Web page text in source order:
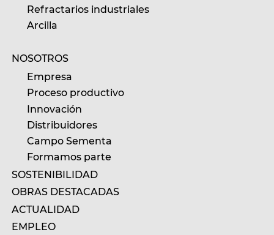
Refractarios industriales
Arcilla
NOSOTROS
Empresa
Proceso productivo
Innovación
Distribuidores
Campo Sementa
Formamos parte
SOSTENIBILIDAD
OBRAS DESTACADAS
ACTUALIDAD
EMPLEO